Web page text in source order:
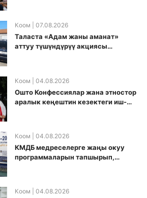
Коом | 07.08.2026
Таласта «Адам жаны аманат»
аттуу түшүндүрүү акциясы
Коом | 04.08.2026
Ошто Конфессиялар жана этностор
аралык кеңештин кезектеги иш-
Коом | 04.08.2026
КМДБ медреселерге жаңы окуу
программаларын тапшырып,
Коом | 04.08.2026